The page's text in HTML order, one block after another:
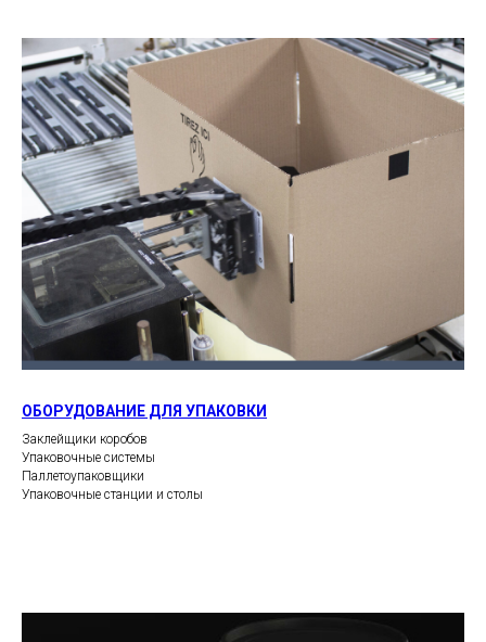
ОБОРУДОВАНИЕ ДЛЯ УПАКОВКИ
Заклейщики коробов
Упаковочные системы
Паллетоупаковщики
Упаковочные станции и столы